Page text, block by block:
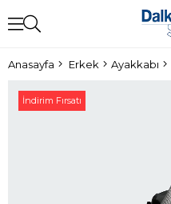
Anasayfa Erkek Ayakkabı
İndirim Fırsatı